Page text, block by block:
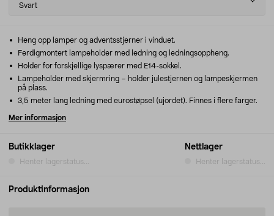
variant
Svart
Butikklager
Henter lagerstatus...
Nettlager
Henter lagerstatus...
Heng opp lamper og adventsstjerner i vinduet.
Ferdigmontert lampeholder med ledning og ledningsoppheng.
Holder for forskjellige lyspærer med E14-sokkel.
Lampeholder med skjermring – holder julestjernen og lampeskjermen
på plass.
3,5 meter lang ledning med eurostøpsel (ujordet). Finnes i flere farger.
Mer informasjon
Produktinformasjon